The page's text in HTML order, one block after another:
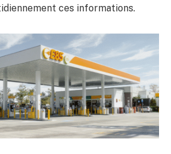
ces informations.